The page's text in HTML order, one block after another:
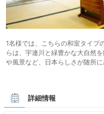
1名様では、こちらの和室タイプ
らは、宇連川と緑豊かな大自然
や風景など、日本らしさが随所に
詳細情報